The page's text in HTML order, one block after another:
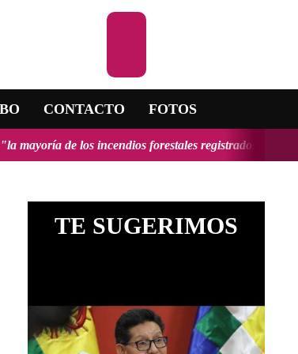
CONTACTO FOTOS
forestales registrados en el país fueron
TE SUGERIMOS